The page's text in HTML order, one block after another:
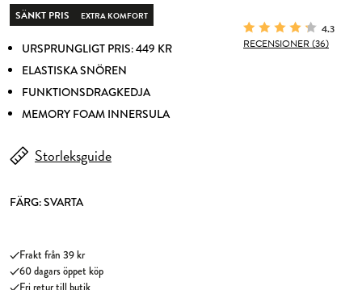
SÄNKT PRIS EXTRA KOMFORT
URSPRUNGLIGT PRIS: 449 KR
ELASTISKA SNÖREN
FUNKTIONSDRAGKEDJA
MEMORY FOAM INNERSULA
4.3
RECENSIONER (36)
Storleksguide
FÄRG:SVARTA
Frakt från 39 kr
60 dagars öppet köp